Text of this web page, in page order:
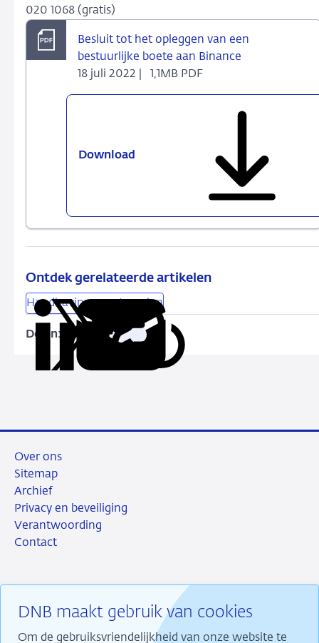
020 1068 (gratis)
Besluit tot het opleggen van een
bestuurlijke boete aan Binance
18 juli 2022 |
1,1MB PDF
Download
boete
aan
Binance
Ontdek gerelateerde artikelen
Handhavingsmaatregelen
Delen:
Deel
via
DeelDeelKopieer
DNB maakt gebruik van cookies
Om de gebruiksvriendelijkheid van onze website te
Over ons
Sitemap
Archief
Privacy en beveiliging
Verantwoording
Contact
RSS InstagramLinkedin
X